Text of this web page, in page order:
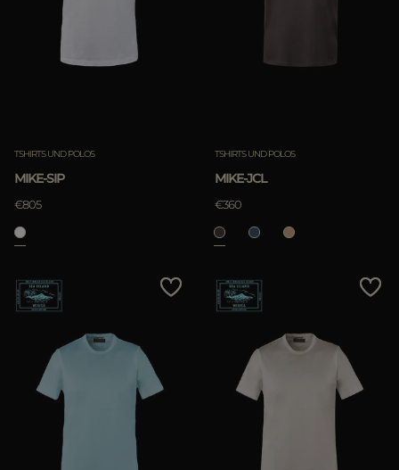
TSHIRTS UND POLOS
MIKE-SIP
€805
TSHIRTS UND POLOS
MIKE-JCL
€360